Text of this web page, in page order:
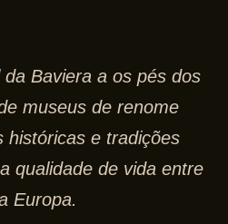
Baviera a os pés dos
museus de renome
históricas e tradições
qualidade de vida entre
Europa.